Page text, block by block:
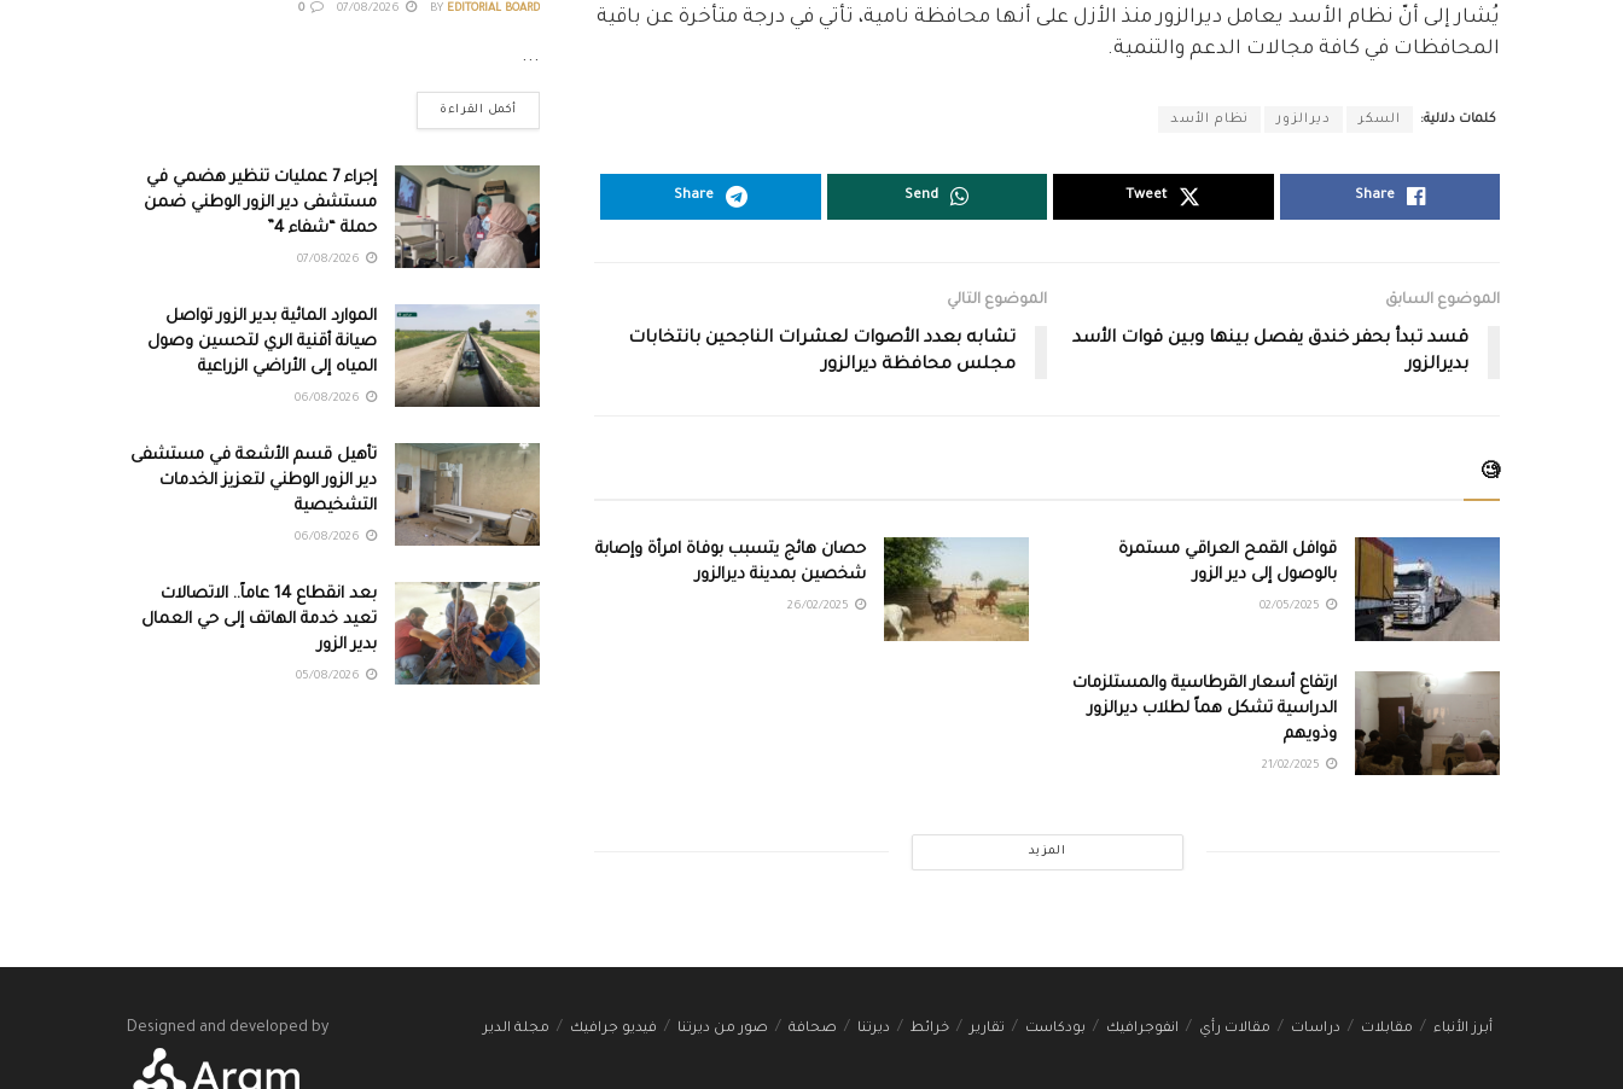
يُشار إلى أنّ نظام الأسد يعامل ديرالزور منذ الأزل على أنها محافظة نامية، تأتي في درجة متأخرة عن باقية
المحافظات في كافة مجالات الدعم والتنمية.
كلمات دلالية: السكر ديرالزور نظام الأسد
Share
Tweet
Send
Share
الموضوع السابق
قسد تبدأ بحفر خندق يفصل بينها وبين قوات الأسد
بديرالزور
الموضوع التالي
تشابه بعدد الأصوات لعشرات الناجحين بانتخابات
مجلس محافظة ديرالزور
🧐
قوافل القمح العراقي مستمرة
بالوصول إلى دير الزور
حصان هائج يتسبب بوفاة امرأة وإصابة
شخصين بمدينة ديرالزور
ارتفاع أسعار القرطاسية والمستلزمات
الدراسية تشكل هماً لطلاب ديرالزور
وذويهم
المزيد
BY EDITORIAL BOARD
0
...
أكمل القراءة
إجراء 7 عمليات تنظير هضمي في
مستشفى دير الزور الوطني ضمن
حملة “شفاء 4”
الموارد المائية بدير الزور تواصل
صيانة أقنية الري لتحسين وصول
المياه إلى الأراضي الزراعية
تأهيل قسم الأشعة في مستشفى
دير الزور الوطني لتعزيز الخدمات
التشخيصية
بعد انقطاع 14 عاماً.. الاتصالات
تعيد خدمة الهاتف إلى حي العمال
بدير الزور
أبرز الأنباء مقابلات دراسات مقالات رأي انفوجرافيك بودكاست تقارير خرائط ديرتنا صحافة صور من ديرتنا فيديو جرافيك مجلة الدير Designed and developed by